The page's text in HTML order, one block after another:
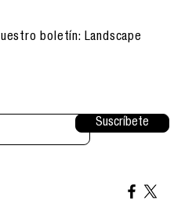
boletín: Landscape
Suscríbete